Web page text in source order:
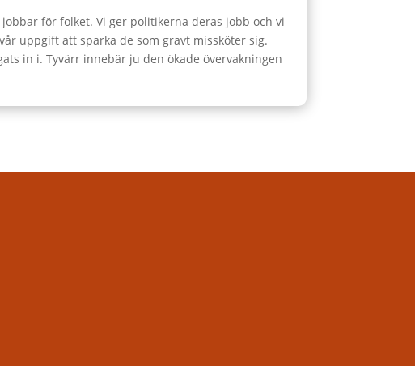
för folket. Vi ger politikerna deras jobb och vi
uppgift att sparka de som gravt missköter sig.
in i. Tyvärr innebär ju den ökade övervakningen